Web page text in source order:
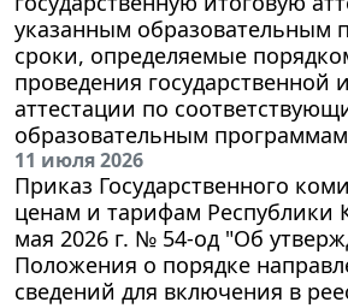
указанным образовательным
сроки, определяемые
проведения государственной
аттестации по
образовательным
11 июля 2026
Приказ Государственного
ценам и тарифам Республики
мая 2026 г. № 54-од "Об
Положения о порядке
сведений для включения в